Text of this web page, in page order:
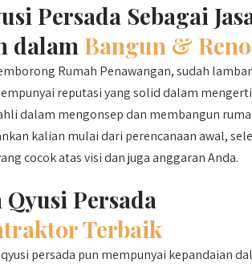
Persada Sebagai
dalam Bangun &
Rumah Penawangan, sudah
reputasi yang solid dalam
dalam mengonsep dan membangun
kalian mulai dari perencanaan awal,
cocok atas visi dan juga anggaran Anda.
Persada
Terbaik
persada pun mempunyai kepandaian